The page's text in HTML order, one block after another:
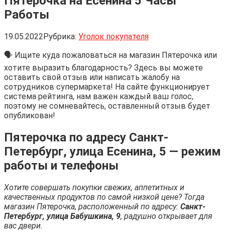
Работы
19.05.2022Рубрика: Уголок покупателя
🗣 Ищите куда пожаловаться на магазин Пятерочка или
хотите выразить благодарность? Здесь вы можете
оставить свой отзыв или написать жалобу на
сотрудников супермаркета! На сайте функционирует
система рейтинга, нам важен каждый ваш голос,
поэтому не сомневайтесь, оставленный отзыв будет
опубликован!
Пятерочка по адресу Санкт-
Петербург, улица Есенина, 5 — режим
работы и телефоны
Хотите совершать покупки свежих, аппетитных и
качественных продуктов по самой низкой цене? Тогда
магазин Пятерочка, расположенный по адресу: Санкт-
Петербург, улица Бабушкина, 9, радушно открывает для
вас двери.